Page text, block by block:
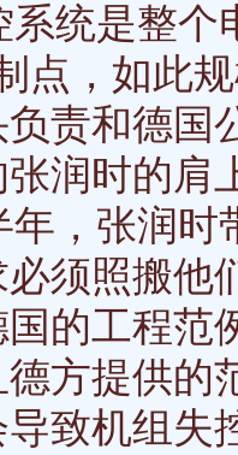
是整个
点，如此
责和德国
润时的肩
张润时
须照搬他
的工程范
方提供的
致机组失